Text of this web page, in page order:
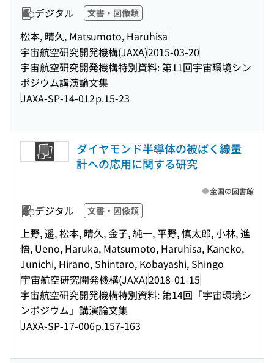
デジタル 文書・図像類
松本, 晴久, Matsumoto, Haruhisa
宇宙航空研究開発機構(JAXA)2015-03-20
宇宙航空研究開発機構特別資料: 第11回宇宙環境シン
ポジウム講演論文集
JAXA-SP-14-012p.15-23
ダイヤモンド半導体の被ばく線量
計への応用に関する研究
デジタル 文書・図像類
上野, 遥, 松本, 晴久, 金子, 純一, 平野, 慎太郎, 小林, 進
悟, Ueno, Haruka, Matsumoto, Haruhisa, Kaneko,
Junichi, Hirano, Shintaro, Kobayashi, Shingo
宇宙航空研究開発機構(JAXA)2018-01-15
宇宙航空研究開発機構特別資料: 第14回「宇宙環境シ
ンポジウム」講演論文集
JAXA-SP-17-006p.157-163
全国の図書館